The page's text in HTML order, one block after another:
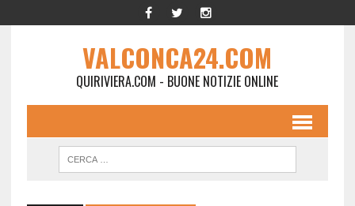
VALCONCA24.COM
QUIRIVIERA.COM - BUONE NOTIZIE ONLINE